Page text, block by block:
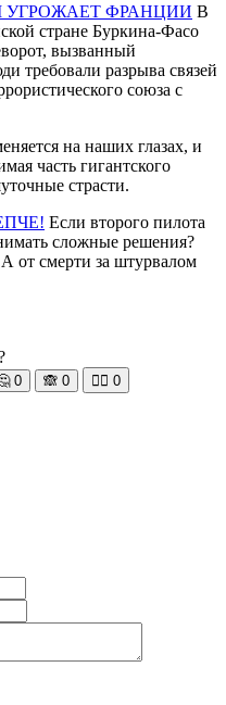
УГРОЖАЕТ ФРАНЦИИ В
стране Буркина-Фасо
вызванный
требовали разрыва связей
союза с
на наших глазах, и
часть гигантского
страсти.
Если второго пилота
сложные решения?
от смерти за штурвалом
0 🙈 0 🧘‍♀️ 0